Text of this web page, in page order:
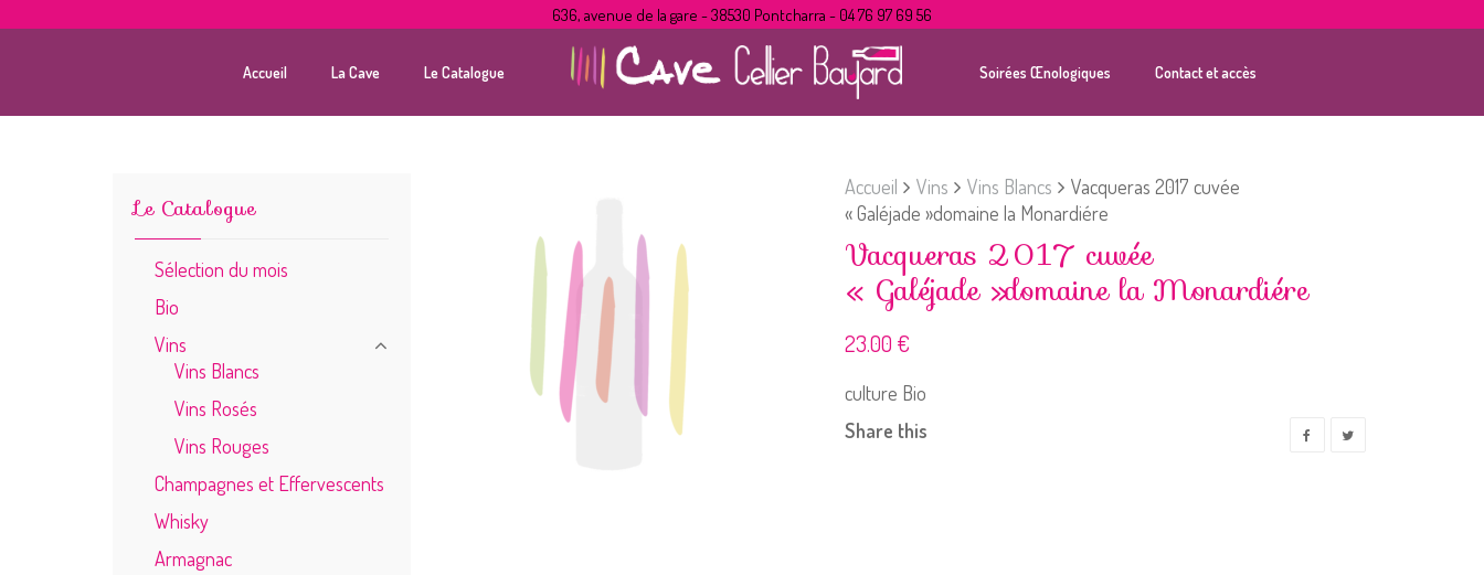
636, avenue de la gare - 38530 Pontcharra - 04 76 97 69 56
Accueil La Cave Le Catalogue Soirées Œnologiques Contact et accès
Accueil Vins Vins Blancs
Vacqueras 2017 cuvée
« Galéjade »domaine la Monardiére
Vacqueras 2017 cuvée
« Galéjade »domaine la Monardiére
23.00 €
culture Bio
Share this
Le Catalogue
Sélection du mois
Bio
Vins
Vins Blancs
Vins Rosés
Vins Rouges
Champagnes et Effervescents
Whisky
Armagnac